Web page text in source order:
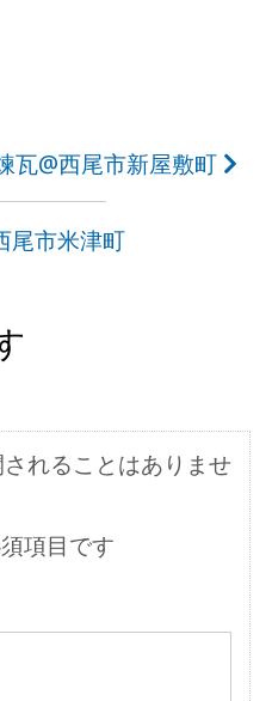
瓦@西尾市新屋敷町
尾市米津町
れることはありませ
項目です